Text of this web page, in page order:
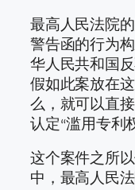
最高人民法院
警告函的行为
华人民共和国
假如此案放在
么，就可以直
认定“滥用专利
这个案件之所
中，最高人民